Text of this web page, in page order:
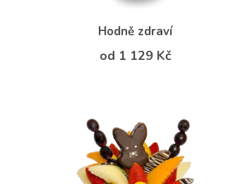
Hodně zdraví
od 1 129 Kč